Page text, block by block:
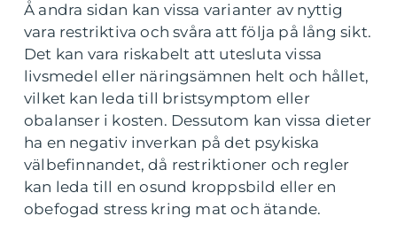
Å andra sidan kan vissa varianter av nyttig
vara restriktiva och svåra att följa på lång sikt.
Det kan vara riskabelt att utesluta vissa
livsmedel eller näringsämnen helt och hållet,
vilket kan leda till bristsymptom eller
obalanser i kosten. Dessutom kan vissa dieter
ha en negativ inverkan på det psykiska
välbefinnandet, då restriktioner och regler
kan leda till en osund kroppsbild eller en
obefogad stress kring mat och ätande.